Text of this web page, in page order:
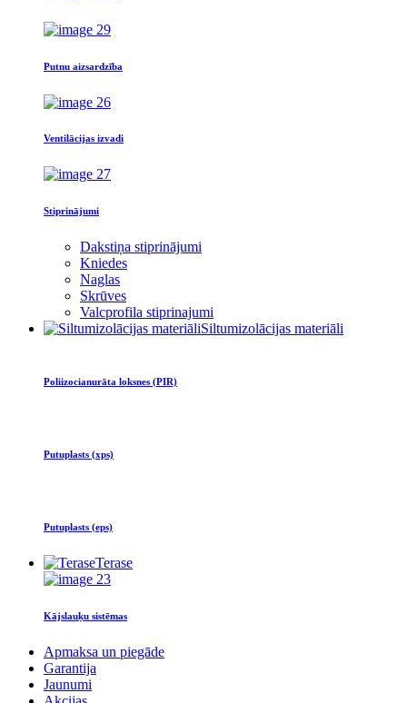
Putnu aizsardzība
Ventilācijas izvadi
Stiprinājumi
Dakstiņa stiprinājumi
Kniedes
Naglas
Skrūves
Valcprofila stiprinajumi
Siltumizolācijas materiāli
Poliizocianurāta loksnes (PIR)
Putuplasts (xps)
Putuplasts (eps)
Terase
Kājslauķu sistēmas
Apmaksa un piegāde
Garantija
Jaunumi